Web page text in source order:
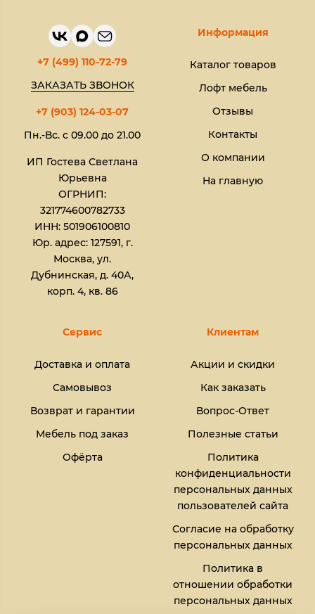
+7 (499) 110-72-79
ЗАКАЗАТЬ ЗВОНОК
+7 (903) 124-03-07
Пн.-Вс. с 09.00 до 21.00
ИП Гостева Светлана
Юрьевна​
ОГРНИП:
321774600782733
ИНН: 501906100810
Юр. адрес: 127591, г.
Москва, ул.
Дубнинская, д. 40А,
корп. 4, кв. 86
Информация
Каталог товаров
Лофт мебель
Отзывы
Контакты
О компании
На главную
Сервис
Доставка и оплата
Самовывоз
Возврат и гарантии
Мебель под заказ
Офёрта
Клиентам
Акции и скидки
Как заказать
Вопрос-Ответ
Полезные статьи
Политика
конфиденциальности
персональных данных
пользователей сайта
Согласие на обработку
персональных данных
Политика в
отношении обработки
персональных данных